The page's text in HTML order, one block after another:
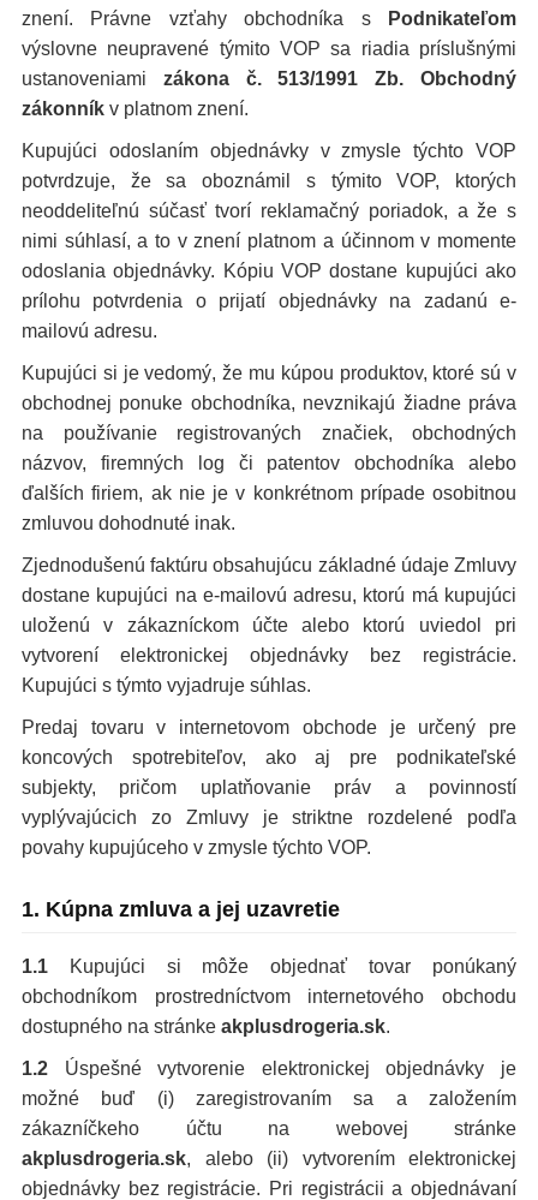
znení. Právne vzťahy obchodníka s
Podnikateľom
výslovne neupravené týmito VOP sa riadia príslušnými
ustanoveniami zákona č. 513/1991 Zb. Obchodný
zákonník v platnom znení.
Kupujúci odoslaním objednávky v zmysle týchto VOP
potvrdzuje, že sa oboznámil s týmito VOP, ktorých
neoddeliteľnú súčasť tvorí reklamačný poriadok, a že s
nimi súhlasí, a to v znení platnom a účinnom v momente
odoslania objednávky. Kópiu VOP dostane kupujúci ako
prílohu potvrdenia o prijatí objednávky na zadanú e-
mailovú adresu.
Kupujúci si je vedomý, že mu kúpou produktov, ktoré sú v
obchodnej ponuke obchodníka, nevznikajú žiadne práva
na používanie registrovaných značiek, obchodných
názvov, firemných log či patentov obchodníka alebo
ďalších firiem, ak nie je v konkrétnom prípade osobitnou
zmluvou dohodnuté inak.
Zjednodušenú faktúru obsahujúcu základné údaje Zmluvy
dostane kupujúci na e-mailovú adresu, ktorú má kupujúci
uloženú v zákazníckom účte alebo ktorú uviedol pri
vytvorení elektronickej objednávky bez registrácie.
Kupujúci s týmto vyjadruje súhlas.
Predaj tovaru v internetovom obchode je určený pre
koncových spotrebiteľov, ako aj pre podnikateľské
subjekty, pričom uplatňovanie práv a povinností
vyplývajúcich zo Zmluvy je striktne rozdelené podľa
povahy kupujúceho v zmysle týchto VOP.
1. Kúpna zmluva a jej uzavretie
1.1 Kupujúci si môže objednať tovar ponúkaný
obchodníkom prostredníctvom internetového obchodu
dostupného na stránke akplusdrogeria.sk.
1.2 Úspešné vytvorenie elektronickej objednávky je
možné buď (i) zaregistrovaním sa a založením
zákazníčkeho účtu na webovej stránke
akplusdrogeria.sk, alebo (ii) vytvorením elektronickej
objednávky bez registrácie. Pri registrácii a objednávaní